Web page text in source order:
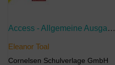
Access - Allgemeine Ausgabe 2022 - Band 1: 5. Schuljahr
Eleanor Toal
Cornelsen Schulverlage GmbH